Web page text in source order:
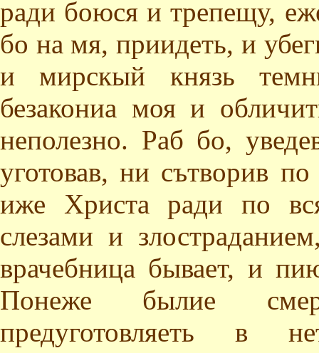
ради боюся и трепещу,
бо на мя, приидеть, и
и мирскый князь
безакониа моя и
неполезно. Раб бо,
уготовав, ни сътворив
иже Христа ради по
слезами и
врачебница бывает, и
Понеже былие
предуготовляеть в